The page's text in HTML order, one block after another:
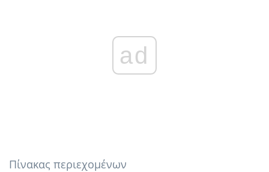
ad
Πίνακας περιεχομένων